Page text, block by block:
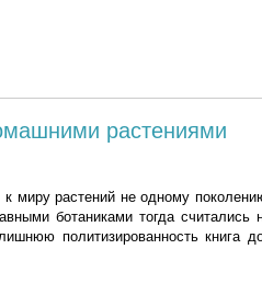
растениями
к миру растений не одному
ботаниками тогда
политизированность книга